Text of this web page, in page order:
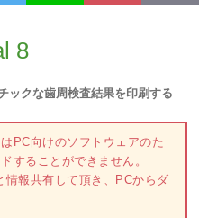
8
ックな歯周検査結果を印刷する
PC向けのソフトウェアのた
することができません。
報共有して頂き、PCからダ